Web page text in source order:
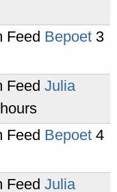
Feed Bepoet 3
Feed Julia
Feed Bepoet 4
Feed Julia